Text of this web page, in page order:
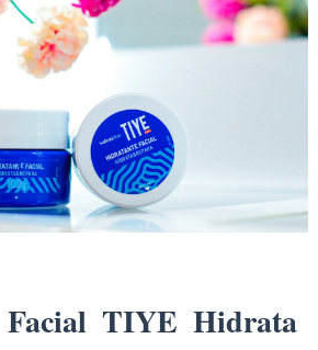
TIYE Hidrata